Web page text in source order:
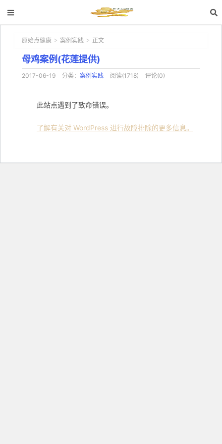
原始点健康 > 案例实践 > 正文
母鸡案例(花莲提供)
2017-06-19 分类： 案例实践 阅读(1718) 评论(0)
此站点遇到了致命错误。
了解有关对 WordPress 进行故障排除的更多信息。